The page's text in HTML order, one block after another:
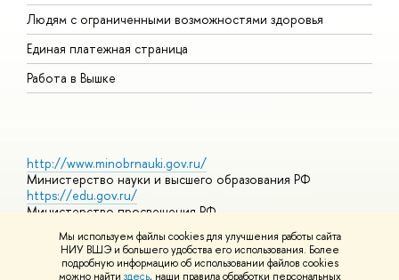
Мы используем файлы cookies для улучшения работы сайта
НИУ ВШЭ и большего удобства его использования. Более
подробную информацию об использовании файлов cookies
можно найти здесь, наши правила обработки персональных
Людям с ограниченными возможностями здоровья
Единая платежная страница
Работа в Вышке
http://www.minobrnauki.gov.ru/
Министерство науки и высшего образования РФ
https://edu.gov.ru/
Министерство просвещения РФ
https://elearning.hse.ru/mooc
Массовые открытые онлайн-курсы